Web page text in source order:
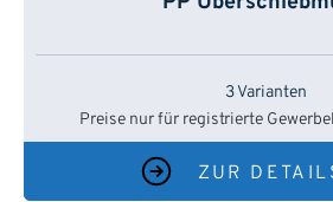
3 Varianten
Preise nur für registrierte
ZUR